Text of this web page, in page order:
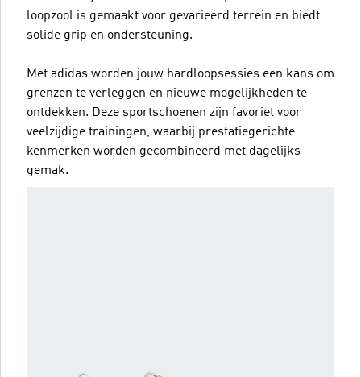
loopzool is gemaakt voor gevarieerd terrein en biedt
solide grip en ondersteuning.
Met adidas worden jouw hardloopsessies een kans om
grenzen te verleggen en nieuwe mogelijkheden te
ontdekken. Deze sportschoenen zijn favoriet voor
veelzijdige trainingen, waarbij prestatiegerichte
kenmerken worden gecombineerd met dagelijks
gemak.